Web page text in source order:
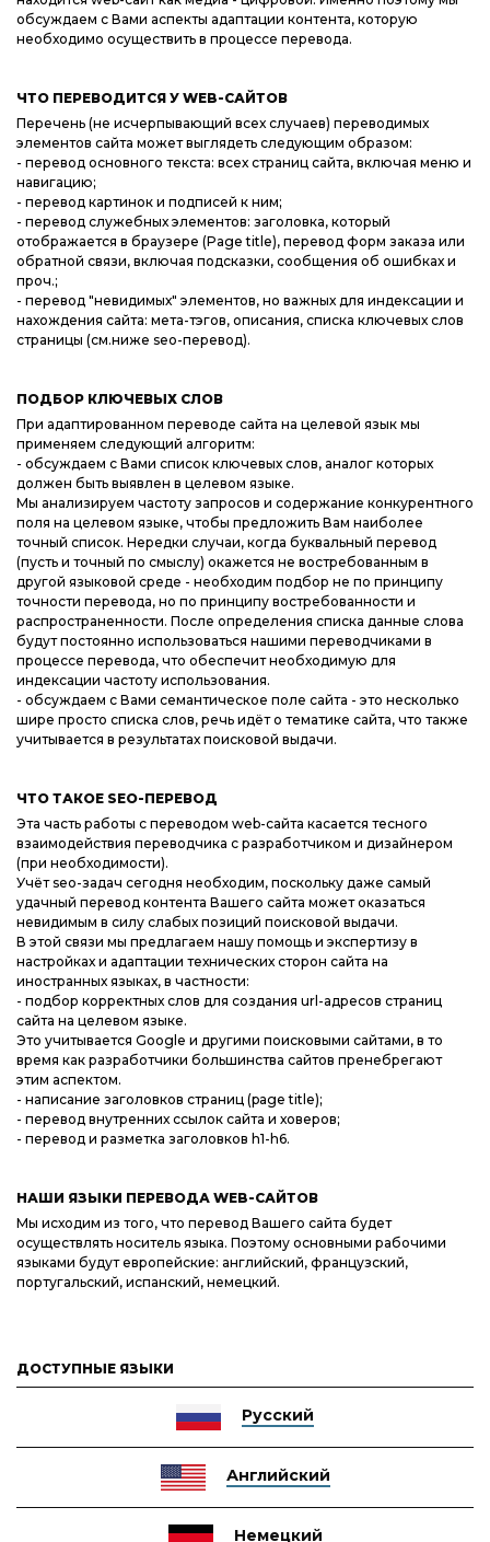
обсуждаем с Вами аспекты адаптации контента, которую
необходимо осуществить в процессе перевода.
ЧТО ПЕРЕВОДИТСЯ У WEB-САЙТОВ
Перечень (не исчерпывающий всех случаев) переводимых
элементов сайта может выглядеть следующим образом:
- перевод основного текста: всех страниц сайта, включая меню и
навигацию;
- перевод картинок и подписей к ним;
- перевод служебных элементов: заголовка, который
отображается в браузере (Page title), перевод форм заказа или
обратной связи, включая подсказки, сообщения об ошибках и
проч.;
- перевод "невидимых" элементов, но важных для индексации и
нахождения сайта: мета-тэгов, описания, списка ключевых слов
страницы (см.ниже seo-перевод).
ПОДБОР КЛЮЧЕВЫХ СЛОВ
При адаптированном переводе сайта на целевой язык мы
применяем следующий алгоритм:
- обсуждаем с Вами список ключевых слов, аналог которых
должен быть выявлен в целевом языке.
Мы анализируем частоту запросов и содержание конкурентного
поля на целевом языке, чтобы предложить Вам наиболее
точный список. Нередки случаи, когда буквальный перевод
(пусть и точный по смыслу) окажется не востребованным в
другой языковой среде - необходим подбор не по принципу
точности перевода, но по принципу востребованности и
распространенности. После определения списка данные слова
будут постоянно использоваться нашими переводчиками в
процессе перевода, что обеспечит необходимую для
индексации частоту использования.
- обсуждаем с Вами семантическое поле сайта - это несколько
шире просто списка слов, речь идёт о тематике сайта, что также
учитывается в результатах поисковой выдачи.
ЧТО ТАКОЕ SEO-ПЕРЕВОД
Эта часть работы с переводом web-сайта касается тесного
взаимодействия переводчика с разработчиком и дизайнером
(при необходимости).
Учёт seo-задач сегодня необходим, поскольку даже самый
удачный перевод контента Вашего сайта может оказаться
невидимым в силу слабых позиций поисковой выдачи.
В этой связи мы предлагаем нашу помощь и экспертизу в
настройках и адаптации технических сторон сайта на
иностранных языках, в частности:
- подбор корректных слов для создания url-адресов страниц
сайта на целевом языке.
Это учитывается Google и другими поисковыми сайтами, в то
время как разработчики большинства сайтов пренебрегают
этим аспектом.
- написание заголовков страниц (page title);
- перевод внутренних ссылок сайта и ховеров;
- перевод и разметка заголовков h1-h6.
НАШИ ЯЗЫКИ ПЕРЕВОДА WEB-САЙТОВ
Мы исходим из того, что перевод Вашего сайта будет
осуществлять носитель языка. Поэтому основными рабочими
языками будут европейские: английский, французский,
португальский, испанский, немецкий.
ДОСТУПНЫЕ ЯЗЫКИ
Русский
Английский
Немецкий